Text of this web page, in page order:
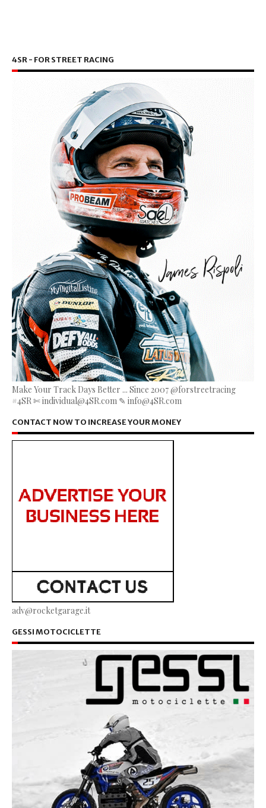
4SR - FOR STREET RACING
Make Your Track Days Better ... Since 2007 @forstreetracing
#4SR ✄ individual@4SR.com ✎ info@4SR.com
CONTACT NOW TO INCREASE YOUR MONEY
adv@rocketgarage.it
GESSI MOTOCICLETTE